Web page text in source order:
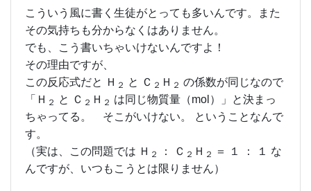
こういう風に書く生徒がとっても多いんです。また
その気持ちも分からなくはありません。
でも、こう書いちゃいけないんですよ！
その理由ですが、
この反応式だと Ｈ ２ と Ｃ ２ Ｈ ２ の係数が同じなので
「Ｈ ２ と Ｃ ２ Ｈ ２ は同じ物質量（mol）」と決まっ
ちゃってる。 そこがいけない。 ということなんで
す。
（実は、この問題では Ｈ ２ ： Ｃ ２ Ｈ ２
＝ １ ： １ な
んですが、いつもこうとは限りません）